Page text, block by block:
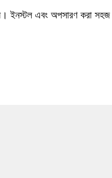
ইনস্টল এবং অপসারণ করা